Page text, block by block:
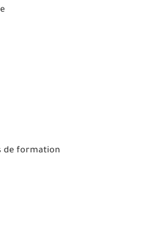
de formation